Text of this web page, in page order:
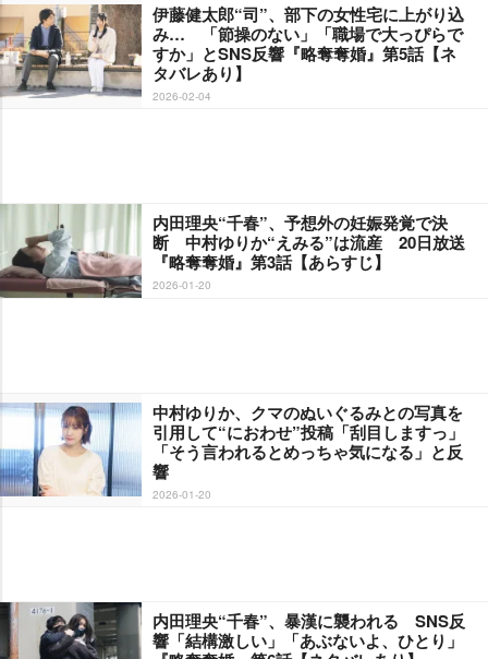
伊藤健太郎“司”、部下の女性宅に上がり込
み… 「節操のない」「職場で大っぴらで
すか」とSNS反響『略奪奪婚』第5話【ネ
タバレあり】
2026-02-04
内田理央“千春”、予想外の妊娠発覚で決
断 中村ゆりか“えみる”は流産 20日放送
『略奪奪婚』第3話【あらすじ】
2026-01-20
中村ゆりか、クマのぬいぐるみとの写真を
引用して“におわせ”投稿「刮目しますっ」
「そう言われるとめっちゃ気になる」と反
響
2026-01-20
内田理央“千春”、暴漢に襲われる SNS反
響「結構激しい」「あぶないよ、ひとり」